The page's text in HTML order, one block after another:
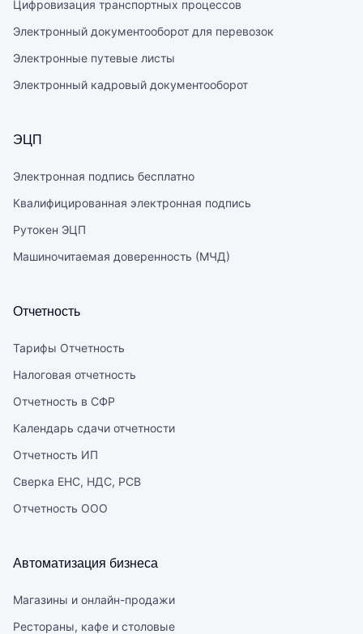
Цифровизация транспортных процессов
Электронный документооборот для перевозок
Электронные путевые листы
Электронный кадровый документооборот
ЭЦП
Электронная подпись бесплатно
Квалифицированная электронная подпись
Рутокен ЭЦП
Машиночитаемая доверенность (МЧД)
Отчетность
Тарифы Отчетность
Налоговая отчетность
Отчетность в СФР
Календарь сдачи отчетности
Отчетность ИП
Сверка ЕНС, НДС, РСВ
Отчетность ООО
Автоматизация бизнеса
Магазины и онлайн-продажи
Рестораны, кафе и столовые